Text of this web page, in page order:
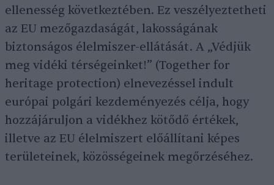
ellenesség következtében. Ez veszélyeztetheti
az EU mezőgazdaságát, lakosságának
biztonságos élelmiszer-ellátását. A „Védjük
meg vidéki térségeinket!” (Together for
heritage protection) elnevezéssel indult
európai polgári kezdeményezés célja, hogy
hozzájáruljon a vidékhez kötődő értékek,
illetve az EU élelmiszert előállítani képes
területeinek, közösségeinek megőrzéséhez.